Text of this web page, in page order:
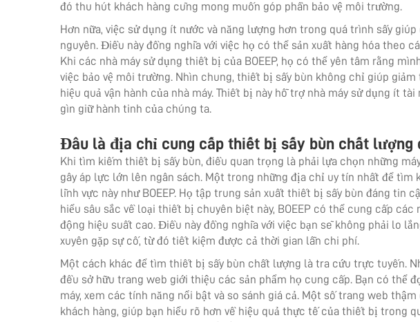
đó thu hút khách hàng cũng mong muốn góp phần bảo vệ môi trường.
Hơn nữa, việc sử dụng ít nước và năng lượng hơn trong quá trình sấy
nguyên. Điều này đồng nghĩa với việc họ có thể sản xuất hàng hóa theo
Khi các nhà máy sử dụng thiết bị của BOEEP, họ có thể yên tâm rằng
việc bảo vệ môi trường. Nhìn chung, thiết bị sấy bùn không chỉ giúp
hiệu quả vận hành của nhà máy. Thiết bị này hỗ trợ nhà máy sử dụng ít
gìn giữ hành tinh của chúng ta.
Đâu là địa chỉ cung cấp thiết bị sấy bùn chất lượng
Khi tìm kiếm thiết bị sấy bùn, điều quan trọng là phải lựa chọn những
gây áp lực lớn lên ngân sách. Một trong những địa chỉ uy tín nhất để tìm
lĩnh vực này như BOEEP. Họ tập trung sản xuất thiết bị sấy bùn đáng tin
hiểu sâu sắc về loại thiết bị chuyên biệt này, BOEEP có thể cung cấp
động hiệu suất cao. Điều này đồng nghĩa với việc bạn sẽ không phải lo
xuyên gặp sự cố, từ đó tiết kiệm được cả thời gian lẫn chi phí.
Một cách khác để tìm thiết bị sấy bùn chất lượng là tra cứu trực tuyến.
đều sở hữu trang web giới thiệu các sản phẩm họ cung cấp. Bạn có thể
máy, xem các tính năng nổi bật và so sánh giá cả. Một số trang web
khách hàng, giúp bạn hiểu rõ hơn về hiệu quả thực tế của thiết bị trong